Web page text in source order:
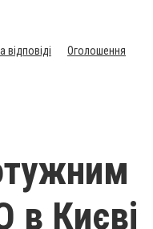
відповіді
Оголошення
в Києві